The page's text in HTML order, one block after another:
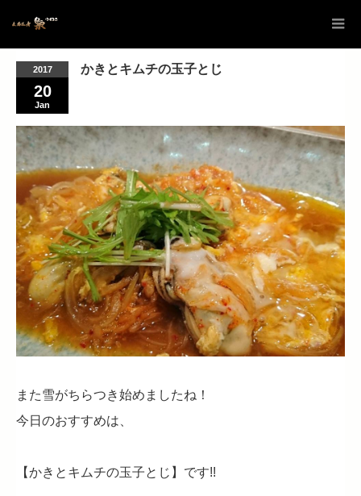
2017
20
Jan
かきとキムチの玉子とじ
また雪がちらつき始めましたね！
今日のおすすめは、
【かきとキムチの玉子とじ】です!!